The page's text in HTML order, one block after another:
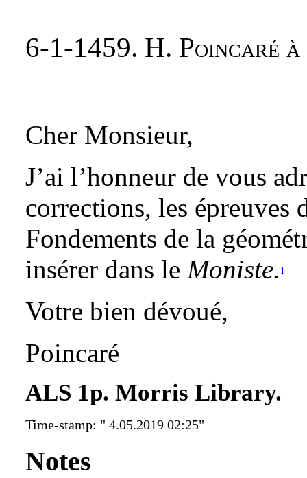
6-1-1459. H. Poincaré
Cher Monsieur,
J’ai l’honneur de vous
corrections, les épreuves
Fondements de la
insérer dans le Moniste. 1
Votre bien dévoué,
Poincaré
ALS 1p. Morris Library.
Time-stamp: " 4.05.2019 02:25"
Notes